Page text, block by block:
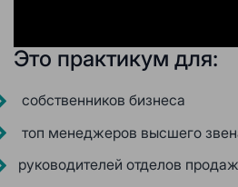
Это практикум для:
собственников бизнеса
топ менеджеров высшего
руководителей отделов продаж